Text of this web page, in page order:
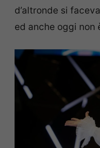
d’altronde si
ed anche oggi non